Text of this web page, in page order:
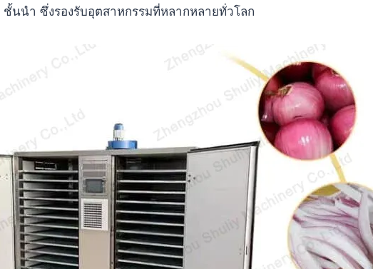
ชั้นนำ ซึ่งรองรับอุตสาหกรรมที่หลากหลายทั่วโลก